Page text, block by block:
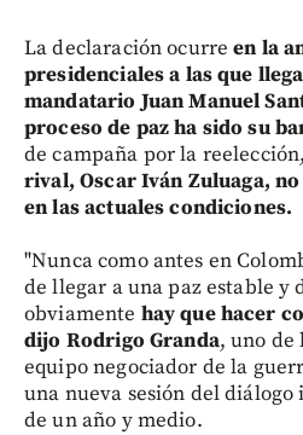
La declaración ocurreen la
presidenciales a las que
mandatario Juan Manuel
proceso de paz ha sido su
de campaña por la
rival, Oscar Iván Zuluaga,
en las actuales condiciones.
"Nunca como antes en
de llegar a una paz estable y
obviamente hay que hacer
dijo Rodrigo Granda, uno de
equipo negociador de la
una nueva sesión del diálogo
de un año y medio.